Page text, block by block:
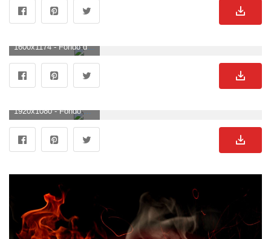
1600x1174 - Fondo de pantalla de 1600x1174. Imágen de Nissan.
1920x1080 - Fondo de pantalla de 1920x1080. Fondo de pantalla HD 1080p de Nissan.